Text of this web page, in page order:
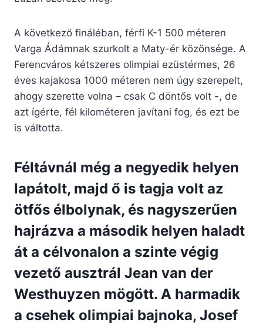
A következő fináléban, férfi K-1 500 méteren
Varga Ádámnak szurkolt a Maty-ér közönsége. A
Ferencváros kétszeres olimpiai ezüstérmes, 26
éves kajakosa 1000 méteren nem úgy szerepelt,
ahogy szerette volna – csak C döntős volt -, de
azt ígérte, fél kilométeren javítani fog, és ezt be
is váltotta.
Féltávnál még a negyedik helyen
lapátolt, majd ő is tagja volt az
ötfős élbolynak, és nagyszerűen
hajrázva a második helyen haladt
át a célvonalon a szinte végig
vezető ausztrál Jean van der
Westhuyzen mögött. A harmadik
a csehek olimpiai bajnoka, Josef